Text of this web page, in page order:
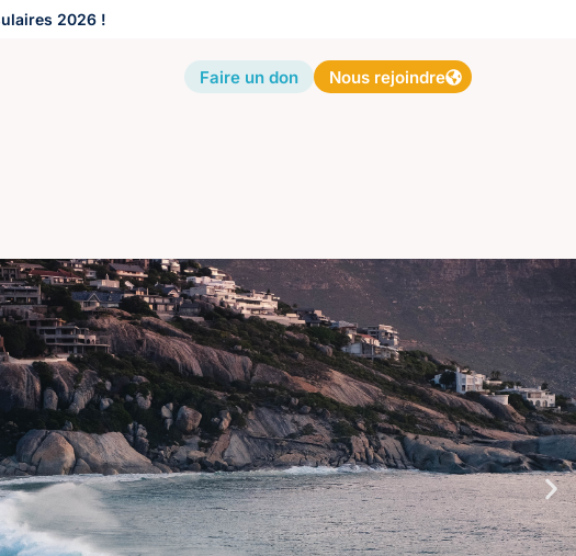
2026 !
Faire un don Nous rejoindre